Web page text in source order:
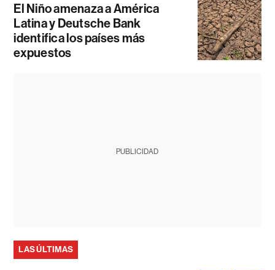
El Niño amenaza a América
Latina y Deutsche Bank
identifica los países más
expuestos
PUBLICIDAD
LAS ÚLTIMAS